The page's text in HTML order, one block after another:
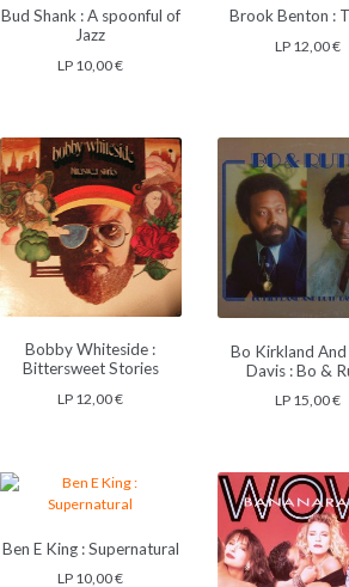
Bud Shank : A spoonful of
Jazz
LP 10,00€
Brook Benton :
LP 12,00€
Bobby Whiteside :
Bittersweet Stories
LP 12,00€
Bo Kirkland And
Davis : Bo &
LP 15,00€
Ben E King : Supernatural
LP 10,00€